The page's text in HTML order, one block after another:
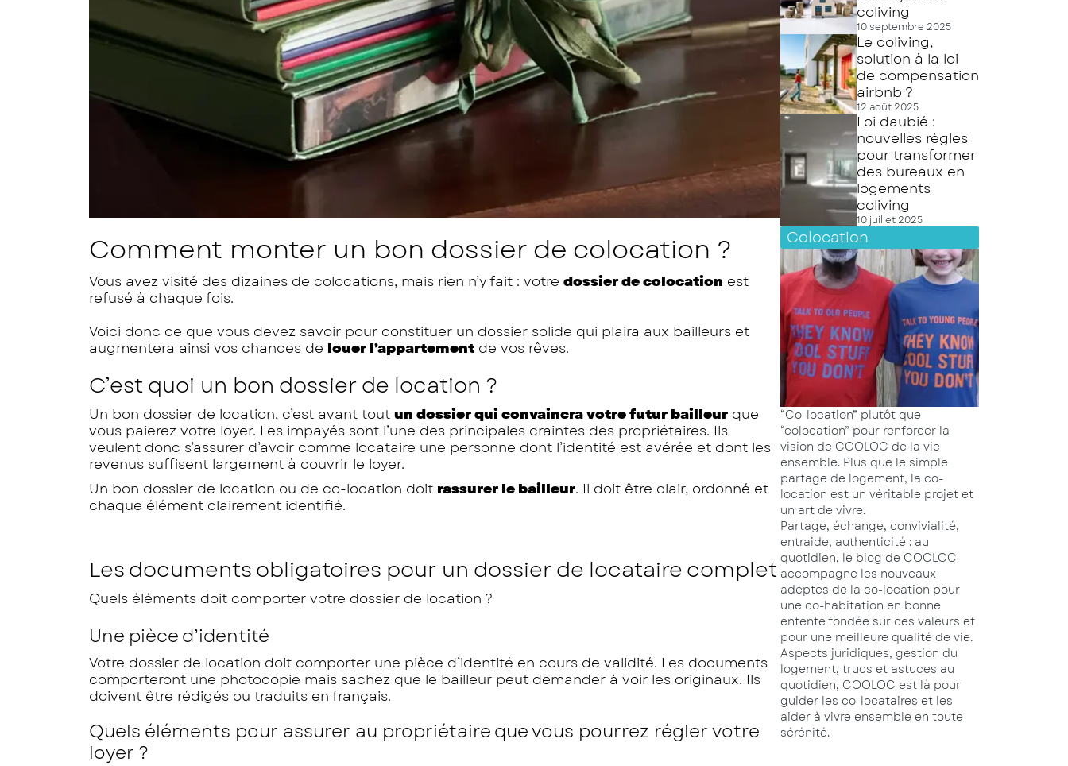
Comment monter un bon dossier de colocation ?
Vous avez visité des dizaines de colocations, mais rien n’y fait : votre dossier de colocation est
refusé à chaque fois.
Voici donc ce que vous devez savoir pour constituer un dossier solide qui plaira aux bailleurs et
augmentera ainsi vos chances de louer l’appartement de vos rêves.
C’est quoi un bon dossier de location ?
Un bon dossier de location, c’est avant tout un dossier qui convaincra votre futur bailleur que
vous paierez votre loyer. Les impayés sont l’une des principales craintes des propriétaires. Ils
veulent donc s’assurer d’avoir comme locataire une personne dont l’identité est avérée et dont les
revenus suffisent largement à couvrir le loyer.
Un bon dossier de location ou de co-location doit rassurer le bailleur. Il doit être clair, ordonné et
chaque élément clairement identifié.
Les documents obligatoires pour un dossier de locataire complet
Quels éléments doit comporter votre dossier de location ?
Une pièce d’identité
Votre dossier de location doit comporter une pièce d’identité en cours de validité. Les documents
comporteront une photocopie mais sachez que le bailleur peut demander à voir les originaux. Ils
doivent être rédigés ou traduits en français.
Quels éléments pour assurer au propriétaire que vous pourrez régler votre
loyer ?
coliving
10 septembre 2025
Le coliving,
solution à la loi
de compensation
airbnb ?
12 août 2025
Loi daubié :
nouvelles règles
pour transformer
des bureaux en
logements
coliving
10 juillet 2025
Colocation
“Co-location” plutôt que
“colocation” pour renforcer la
vision de COOLOC de la vie
ensemble. Plus que le simple
partage de logement, la co-
location est un véritable projet et
un art de vivre.
Partage, échange, convivialité,
entraide, authenticité : au
quotidien, le blog de COOLOC
accompagne les nouveaux
adeptes de la co-location pour
une co-habitation en bonne
entente fondée sur ces valeurs et
pour une meilleure qualité de vie.
Aspects juridiques, gestion du
logement, trucs et astuces au
quotidien, COOLOC est là pour
guider les co-locataires et les
aider à vivre ensemble en toute
sérénité.